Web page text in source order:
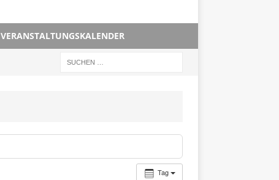
VERANSTALTUNGSKALENDER
Tag